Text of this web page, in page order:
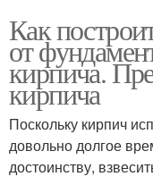
Как
от
кирпича.
кирпича
Поскольку кирпич
довольно долгое
достоинству,